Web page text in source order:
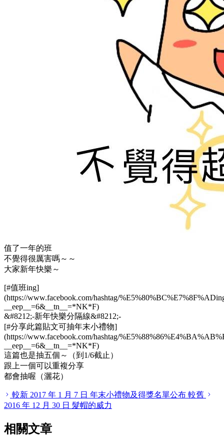
值了一年的班
不覺得很厲害嗎～～
大家新年快樂～
[#值班ing]
(https://www.facebook.com/hashtag/
eep =6& tn =*NK*F)
&#8212;-新年快樂分隔線&#8212;-
[#分享此篇貼文可抽年末小禮物]
(https://www.facebook.com/hashtag/
eep =6& tn =*NK*F)
這篇也是抽五個～（到1/6截止）
跟上一個可以重複分享
都會抽喔（灑花）
較新 2017 年 1 月 7 日 年末小禮物及得獎名單公布 較舊
2016 年 12 月 30 日 髮帽的威力
相關文章